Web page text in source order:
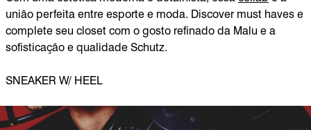
união perfeita entre esporte e moda. Discover must haves e
complete seu closet com o gosto refinado da Malu e a
sofisticação e qualidade Schutz.
SNEAKER W/ HEEL